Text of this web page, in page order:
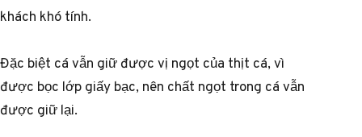
khách khó tính.
Đặc biệt cá vẫn giữ được vị ngọt của thịt cá, vì
được bọc lớp giấy bạc, nên chất ngọt trong cá vẫn
được giữ lại.